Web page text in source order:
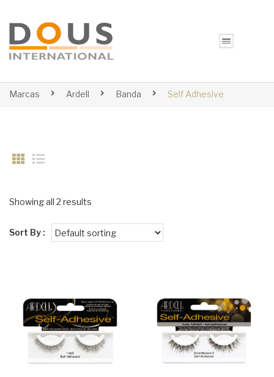
Marcas Ardell Banda Self Adhesive
Showing all 2 results
Sort By :